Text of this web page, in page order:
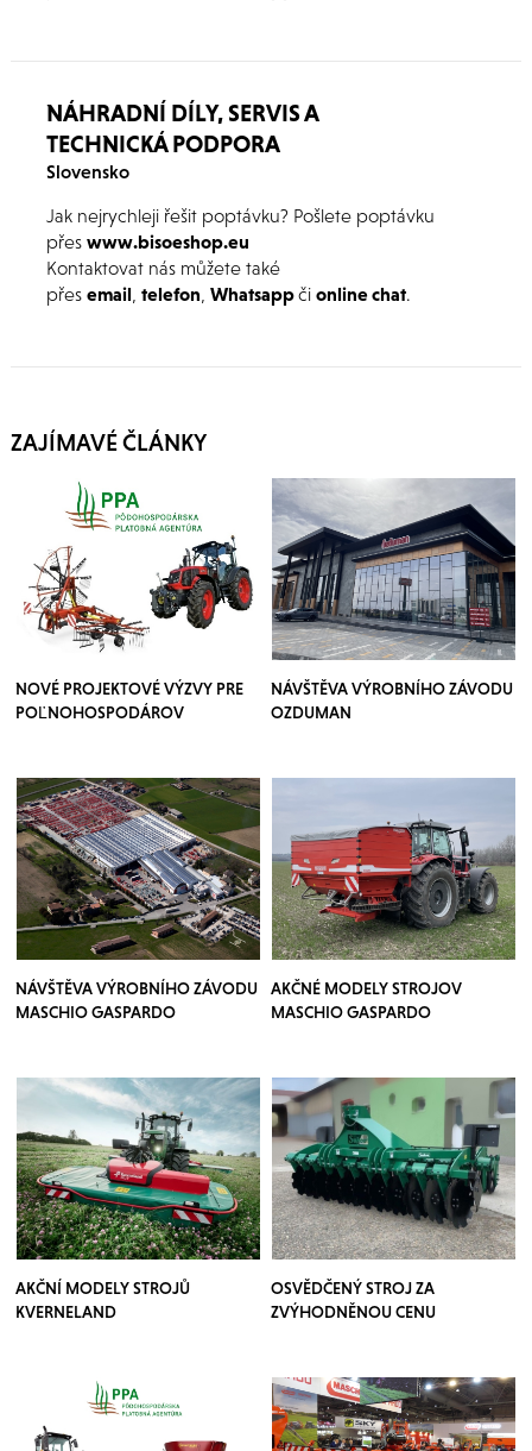
NÁHRADNÍ DÍLY, SERVIS A
TECHNICKÁ PODPORA
Slovensko
Jak nejrychleji řešit poptávku? Pošlete poptávku
přes www.bisoeshop.eu
Kontaktovat nás můžete také
přes email telefon Whatsappči online chat.
ZAJÍMAVÉ ČLÁNKY
NOVÉ PROJEKTOVÉ VÝZVY PRE
POĽNOHOSPODÁROV
NÁVŠTĚVA VÝROBNÍHO ZÁVODU
OZDUMAN
NÁVŠTĚVA VÝROBNÍHO ZÁVODU
MASCHIO GASPARDO
AKČNÉ MODELY STROJOV
MASCHIO GASPARDO
AKČNÍ MODELY STROJŮ
KVERNELAND
OSVĚDČENÝ STROJ ZA
ZVÝHODNĚNOU CENU